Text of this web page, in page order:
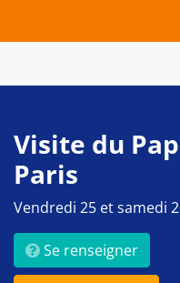
Visite du
Paris
Vendredi 25 et samedi
Se renseigner